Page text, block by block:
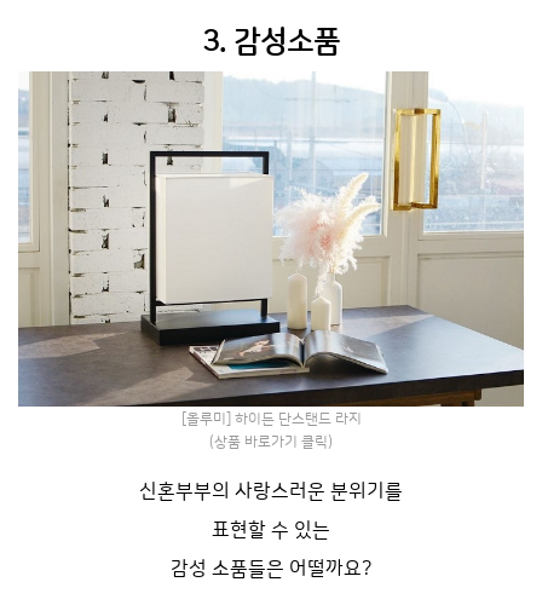
3. 감성소품
[올루미] 하이든 단스탠드 라지
(상품 바로가기 클릭)
신혼부부의 사랑스러운 분위기를
표현할 수 있는
감성 소품들은 어떨까요?